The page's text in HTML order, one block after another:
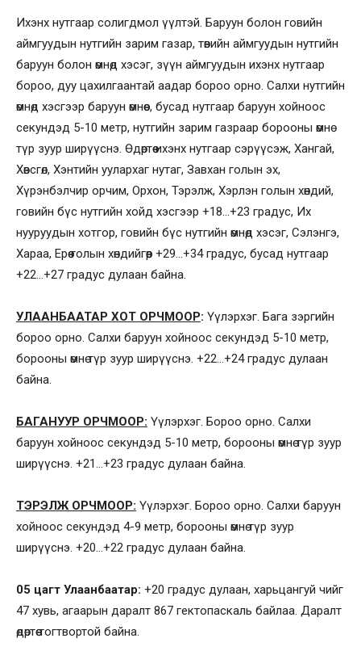
Ихэнх нутгаар солигдмол үүлтэй. Баруун болон говийн
аймгуудын нутгийн зарим газар, төвийн аймгуудын нутгийн
баруун болон өмнөд хэсэг, зүүн аймгуудын ихэнх нутгаар
бороо, дуу цахилгаантай аадар бороо орно. Салхи нутгийн
өмнөд хэсгээр баруун өмнөөс, бусад нутгаар баруун хойноос
секундэд 5-10 метр, нутгийн зарим газраар борооны өмнө
түр зуур ширүүснэ. Өдөртөө ихэнх нутгаар сэрүүсэж, Хангай,
Хөвсгөл, Хэнтийн уулархаг нутаг, Завхан голын эх,
Хүрэнбэлчир орчим, Орхон, Тэрэлж, Хэрлэн голын хөндий,
говийн бүс нутгийн хойд хэсгээр +18…+23 градус, Их
нууруудын хотгор, говийн бүс нутгийн өмнөд хэсэг, Сэлэнгэ,
Хараа, Ерөө голын хөндийгөөр +29…+34 градус, бусад нутгаар
+22…+27 градус дулаан байна.
УЛААНБААТАР ХОТ ОРЧМООР: Үүлэрхэг. Бага зэргийн
бороо орно. Салхи баруун хойноос секундэд 5-10 метр,
борооны өмнө түр зуур ширүүснэ. +22…+24 градус дулаан
байна.
БАГАНУУР ОРЧМООР: Үүлэрхэг. Бороо орно. Салхи
баруун хойноос секундэд 5-10 метр, борооны өмнө түр зуур
ширүүснэ. +21…+23 градус дулаан байна.
ТЭРЭЛЖ ОРЧМООР: Үүлэрхэг. Бороо орно. Салхи баруун
хойноос секундэд 4-9 метр, борооны өмнө түр зуур
ширүүснэ. +20…+22 градус дулаан байна.
05 цагт Улаанбаатар: +20 градус дулаан, харьцангуй чийг
47 хувь, агаарын даралт 867 гектопаскаль байлаа. Даралт
өдөртөө тогтвортой байна.